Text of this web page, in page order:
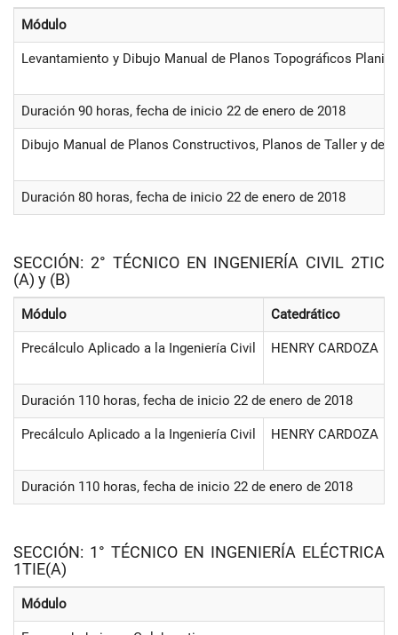
Módulo
Levantamiento y Dibujo Manual de Planos Topográficos
Duración 90 horas, fecha de inicio 22 de enero de 2018
Dibujo Manual de Planos Constructivos, Planos de Taller y de
Duración 80 horas, fecha de inicio 22 de enero de 2018
SECCIÓN: 2° TÉCNICO EN INGENIERÍA CIVIL 2TIC
(A) y (B)
Módulo Catedrático
Precálculo Aplicado a la Ingeniería Civil HENRY CARDOZA
Duración 110 horas, fecha de inicio 22 de enero de 2018
Precálculo Aplicado a la Ingeniería Civil HENRY CARDOZA
Duración 110 horas, fecha de inicio 22 de enero de 2018
SECCIÓN: 1° TÉCNICO EN INGENIERÍA ELÉCTRICA
1TIE(A)
Módulo